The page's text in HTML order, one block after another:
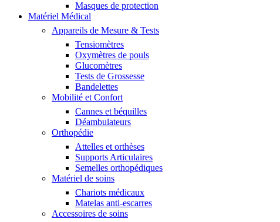
Masques de protection
Matériel Médical
Appareils de Mesure & Tests
Tensiomètres
Oxymètres de pouls
Glucomètres
Tests de Grossesse
Bandelettes
Mobilité et Confort
Cannes et béquilles
Déambulateurs
Orthopédie
Attelles et orthèses
Supports Articulaires
Semelles orthopédiques
Matériel de soins
Chariots médicaux
Matelas anti-escarres
Accessoires de soins